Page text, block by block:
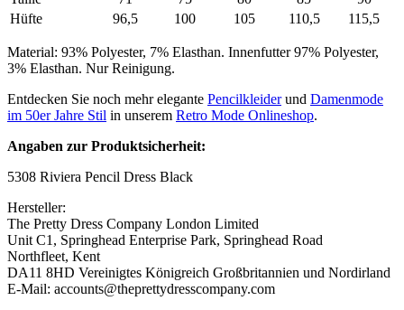
Hüfte
96,5 100 105 110,5 115,5
Material: 93% Polyester, 7% Elasthan. Innenfutter 97% Polyester,
3% Elasthan. Nur Reinigung.
Entdecken Sie noch mehr elegante Pencilkleiderund Damenmode
im 50er Jahre Stil in unserem Retro Mode Onlineshop.
Angaben zur Produktsicherheit:
5308 Riviera Pencil Dress Black
Hersteller:
The Pretty Dress Company London Limited
Unit C1, Springhead Enterprise Park, Springhead Road
Northfleet, Kent
DA11 8HD Vereinigtes Königreich Großbritannien und Nordirland
E-Mail: accounts@theprettydresscompany.com